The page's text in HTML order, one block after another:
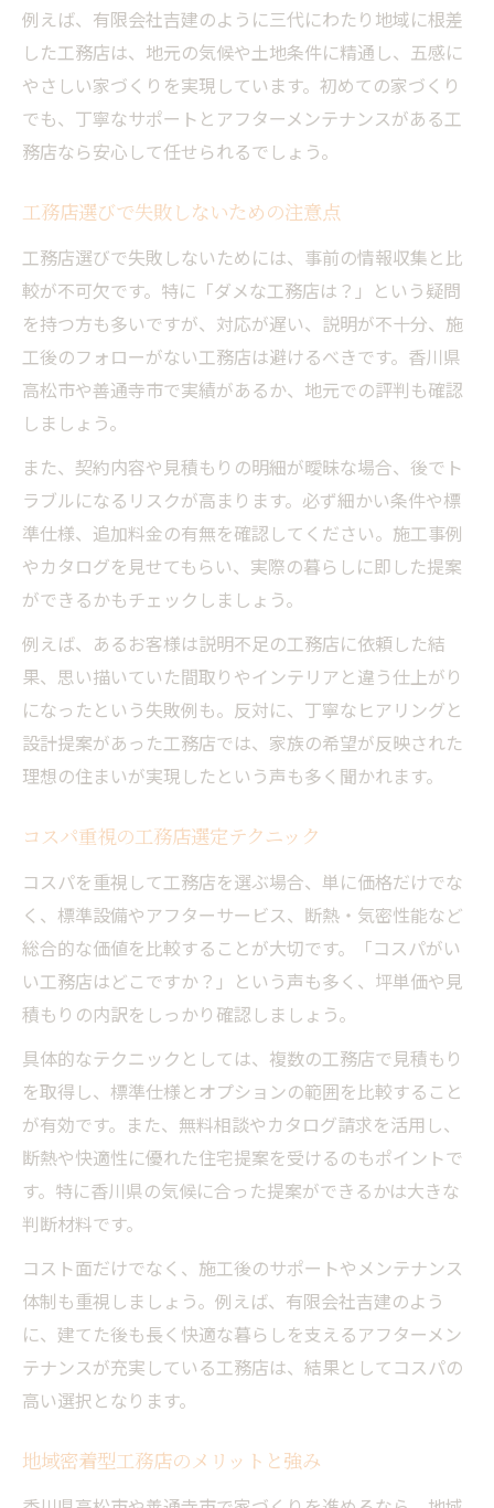
住み心地を高める工務店の技術力
こんな工務店なら後悔しない家づくり
安心して任せられる工務店の特徴とは
アフターサービスが充実した工務店選び
住まいづくりで後悔しない工務店の選定
希望を形にする工務店の柔軟な対応力
トラブルを防ぐ工務店のポイント解説
高松・善通寺の家づくり最前線を徹底解説
工務店が手がける最新の施工事例紹介
高松善通寺エリアの工務店事情を解説
工務店の最新トレンドと家づくり動向
工務店が実現する新しい住まいの形
例えば、有限会社吉建のように三代にわたり地域に根差
した工務店は、地元の気候や土地条件に精通し、五感に
やさしい家づくりを実現しています。初めての家づくり
でも、丁寧なサポートとアフターメンテナンスがある工
務店なら安心して任せられるでしょう。
工務店選びで失敗しないための注意点
工務店選びで失敗しないためには、事前の情報収集と比
較が不可欠です。特に「ダメな工務店は？」という疑問
を持つ方も多いですが、対応が遅い、説明が不十分、施
工後のフォローがない工務店は避けるべきです。香川県
高松市や善通寺市で実績があるか、地元での評判も確認
しましょう。
また、契約内容や見積もりの明細が曖昧な場合、後でト
ラブルになるリスクが高まります。必ず細かい条件や標
準仕様、追加料金の有無を確認してください。施工事例
やカタログを見せてもらい、実際の暮らしに即した提案
ができるかもチェックしましょう。
例えば、あるお客様は説明不足の工務店に依頼した結
果、思い描いていた間取りやインテリアと違う仕上がり
になったという失敗例も。反対に、丁寧なヒアリングと
設計提案があった工務店では、家族の希望が反映された
理想の住まいが実現したという声も多く聞かれます。
コスパ重視の工務店選定テクニック
コスパを重視して工務店を選ぶ場合、単に価格だけでな
く、標準設備やアフターサービス、断熱・気密性能など
総合的な価値を比較することが大切です。「コスパがい
い工務店はどこですか？」という声も多く、坪単価や見
積もりの内訳をしっかり確認しましょう。
具体的なテクニックとしては、複数の工務店で見積もり
を取得し、標準仕様とオプションの範囲を比較すること
が有効です。また、無料相談やカタログ請求を活用し、
断熱や快適性に優れた住宅提案を受けるのもポイントで
す。特に香川県の気候に合った提案ができるかは大きな
判断材料です。
コスト面だけでなく、施工後のサポートやメンテナンス
体制も重視しましょう。例えば、有限会社吉建のよう
に、建てた後も長く快適な暮らしを支えるアフターメン
テナンスが充実している工務店は、結果としてコスパの
高い選択となります。
地域密着型工務店のメリットと強み